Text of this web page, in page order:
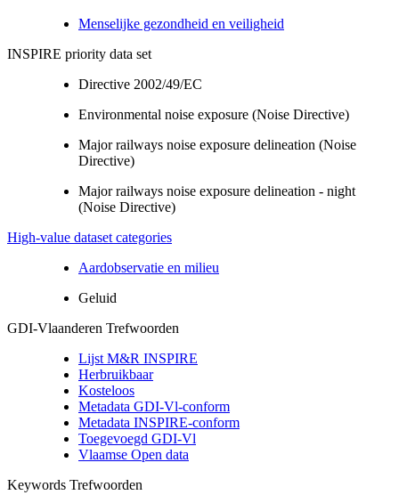
Menselijke gezondheid en veiligheid
INSPIRE priority data set
Directive 2002/49/EC
Environmental noise exposure (Noise Directive)
Major railways noise exposure delineation (Noise
Directive)
Major railways noise exposure delineation - night
(Noise Directive)
High-value dataset categories
Aardobservatie en milieu
Geluid
GDI-Vlaanderen Trefwoorden
Lijst M&R INSPIRE
Herbruikbaar
Kosteloos
Metadata GDI-Vl-conform
Metadata INSPIRE-conform
Toegevoegd GDI-Vl
Vlaamse Open data
Keywords Trefwoorden